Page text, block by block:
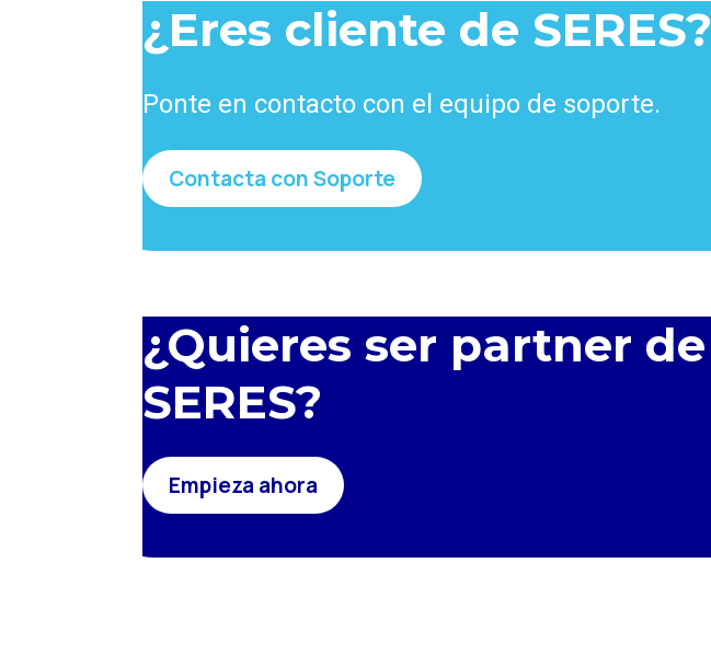
¿Eres cliente de SERES?
Ponte en contacto con el equipo de soporte.
Contacta con Soporte
¿Quieres ser partner de
SERES?
Empieza ahora